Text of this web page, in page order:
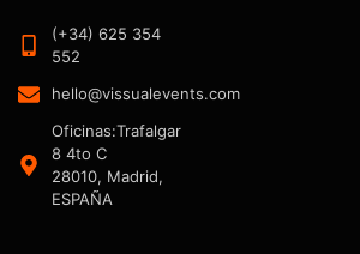
(+34) 625 354
552
hello@vissualevents.com
Oficinas:Trafalgar
8 4to C
28010, Madrid,
ESPAÑA